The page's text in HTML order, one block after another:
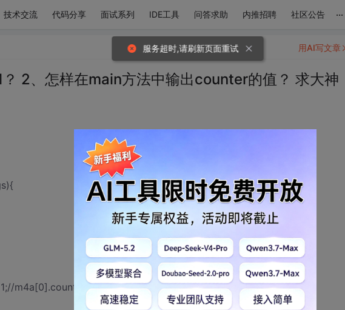
技术交流 代码分享 面试系列 IDE工具 问答求助 内推招聘 社区公告 ...
2、怎样在main方法中输出counter的值？ 求大神
m4a[0].counter==1，counter变为1吗？
用AI写文章
服务超时,请刷新页面重试